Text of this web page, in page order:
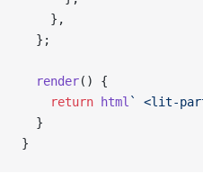
    },
  };
  render
() {
    return
html ` <lit-
  }
}